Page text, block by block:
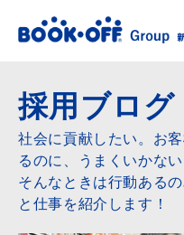
採用ブログ
社会に貢献したい。お
るのに、うまくいかない
そんなときは行動ある
と仕事を紹介します！